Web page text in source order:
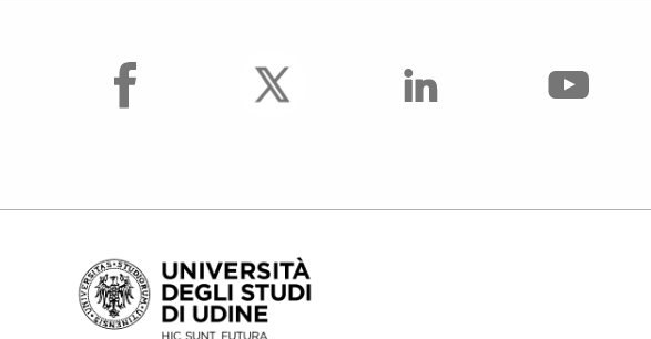
facebook